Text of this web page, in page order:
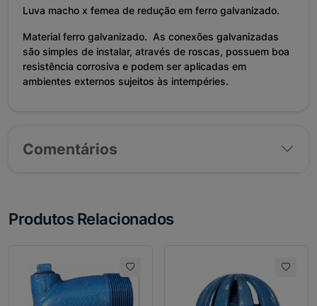
Luva macho x femea de redução em ferro galvanizado.
Material ferro galvanizado. As conexões galvanizadas
são simples de instalar, através de roscas, possuem boa
resistência corrosiva e podem ser aplicadas em
ambientes externos sujeitos às intempéries.
Comentários
Produtos Relacionados